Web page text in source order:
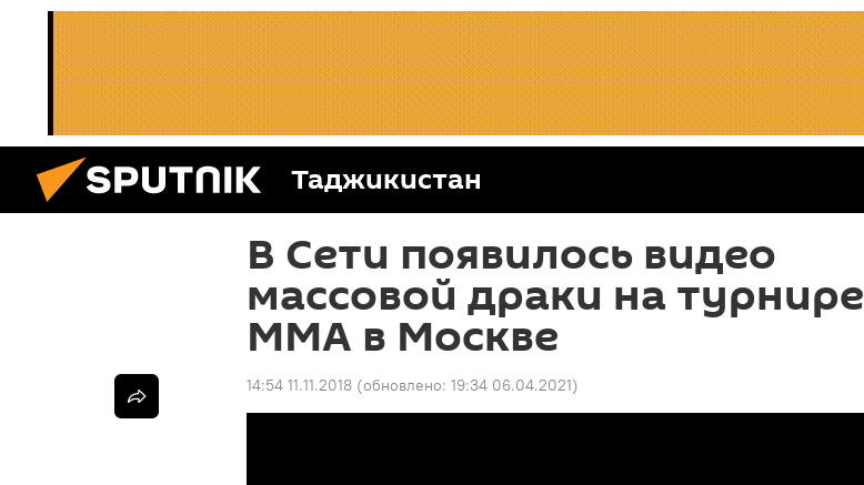
Таджикистан
В Сети появилось видео
массовой драки на турнире
ММА в Москве
14:54 11.11.2018 (обновлено: 19:34 06.04.2021)